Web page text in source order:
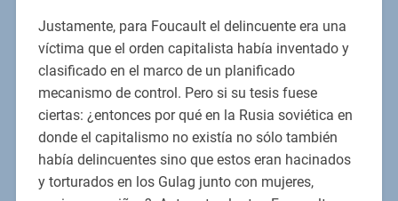
Justamente, para Foucault el delincuente era una
víctima que el orden capitalista había inventado y
clasificado en el marco de un planificado
mecanismo de control. Pero si su tesis fuese
ciertas: ¿entonces por qué en la Rusia soviética en
donde el capitalismo no existía no sólo también
había delincuentes sino que estos eran hacinados
y torturados en los Gulag junto con mujeres,